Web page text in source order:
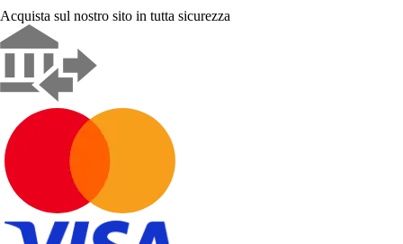
Acquista sul nostro sito in tutta sicurezza